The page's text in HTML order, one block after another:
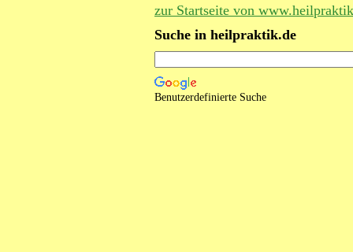
zur Startseite von
Suche in heilpraktik.de
Benutzerdefinierte Suche